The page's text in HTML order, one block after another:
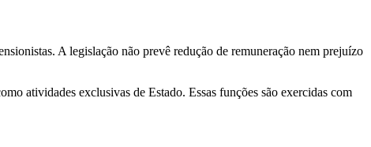
A legislação não prevê redução de remuneração nem prejuízo
atividades exclusivas de Estado. Essas funções são exercidas com